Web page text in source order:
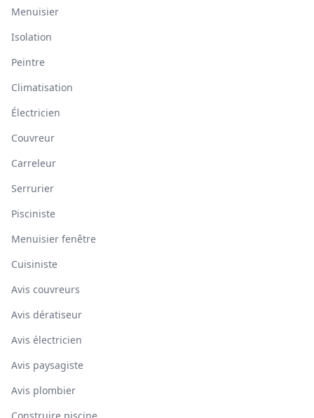
Menuisier
Isolation
Peintre
Climatisation
Électricien
Couvreur
Carreleur
Serrurier
Pisciniste
Menuisier fenêtre
Cuisiniste
Avis couvreurs
Avis dératiseur
Avis électricien
Avis paysagiste
Avis plombier